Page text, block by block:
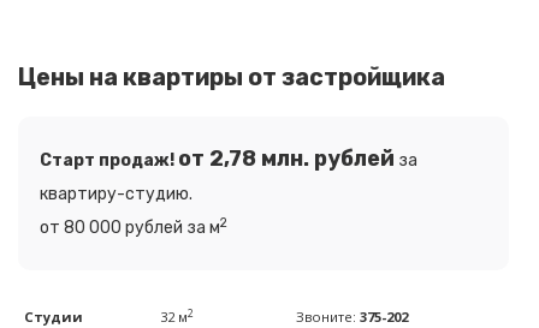
Цены на квартиры от застройщика
Старт продаж! от 2,78 млн. рублей за
квартиру-студию.
от 80 000 рублей за м2
Студии 32 м2 Звоните: 375-202